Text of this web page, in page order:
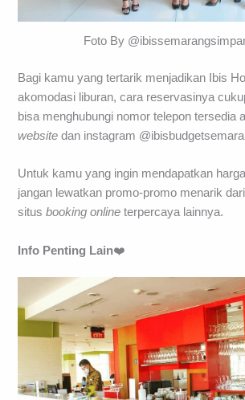
Foto By
Bagi kamu yang tertarik menjadikan Ibis
akomodasi liburan, cara reservasinya
bisa menghubungi nomor telepon tersedia
website dan instagram
Untuk kamu yang ingin mendapatkan
jangan lewatkan promo-promo menarik
situsbooking online terpercaya lainnya.
Info Penting Lain❤️